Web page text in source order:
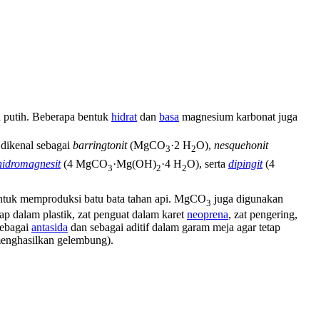
putih. Beberapa bentuk hidrat dan basa magnesium karbonat juga
sebagai barringtonit(MgCO3·2 H2O), nesquehonit
(4 MgCO3·Mg(OH)2·4 H2O), serta dipingit(4
memproduksi batu bata tahan api. MgCO3 juga digunakan
dalam plastik, zat penguat dalam karetneoprena, zat pengering,
antasida dan sebagai aditif dalam garam meja agar tetap
gelembung).